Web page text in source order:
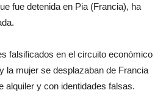
fue detenida en Pia (Francia), ha
falsificados en el circuito económico
la mujer se desplazaban de Francia
alquiler y con identidades falsas.